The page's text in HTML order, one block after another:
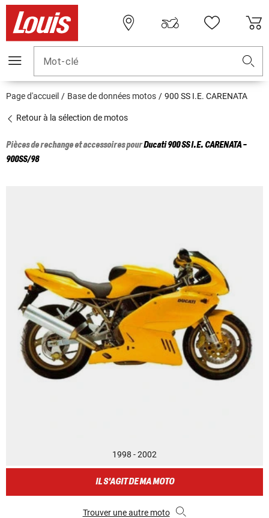
Mot-clé
Page d'accueil Base de données motos 900 SS I.E. CARENATA
Retour à la sélection de motos
Pièces de rechange et accessoires pourDucati900 SS I.E. CARENATA -
900SS/98
1998 - 2002
IL S'AGIT DE MA MOTO
Trouver une autre moto